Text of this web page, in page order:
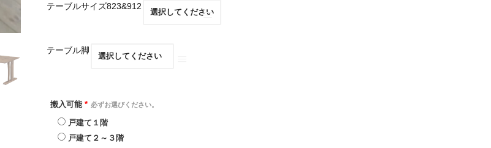
テーブルサイズ823&912
テーブル脚
搬入可能* 必ずお選びください。
戸建て１階
戸建て２～３階